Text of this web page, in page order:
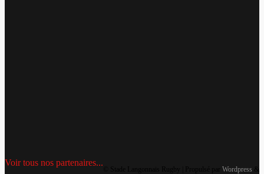
Voir tous nos partenaires...
Wordpress